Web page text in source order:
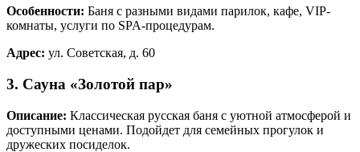
Особенности: Баня с разными видами парилок, кафе, VIP-
комнаты, услуги по SPA-процедурам.
Адрес: ул. Советская, д. 60
3. Сауна «Золотой пар»
Описание: Классическая русская баня с уютной атмосферой и
доступными ценами. Подойдет для семейных прогулок и
дружеских посиделок.